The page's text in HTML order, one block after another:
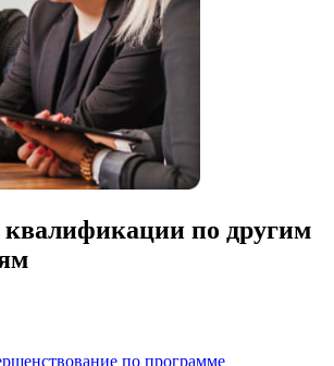
по другим
по программе